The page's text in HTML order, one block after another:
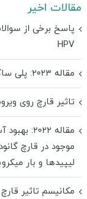
مقالات اخیر
پاسخ برخی از
HPV
مقاله ۲۰۲۳: پلی ساکاریدهای قارچ دارویی روی سرطان
تاثیر قارچ روی
موجود در قارچ
لیپیدها و بار
مکانیسم تاثیر